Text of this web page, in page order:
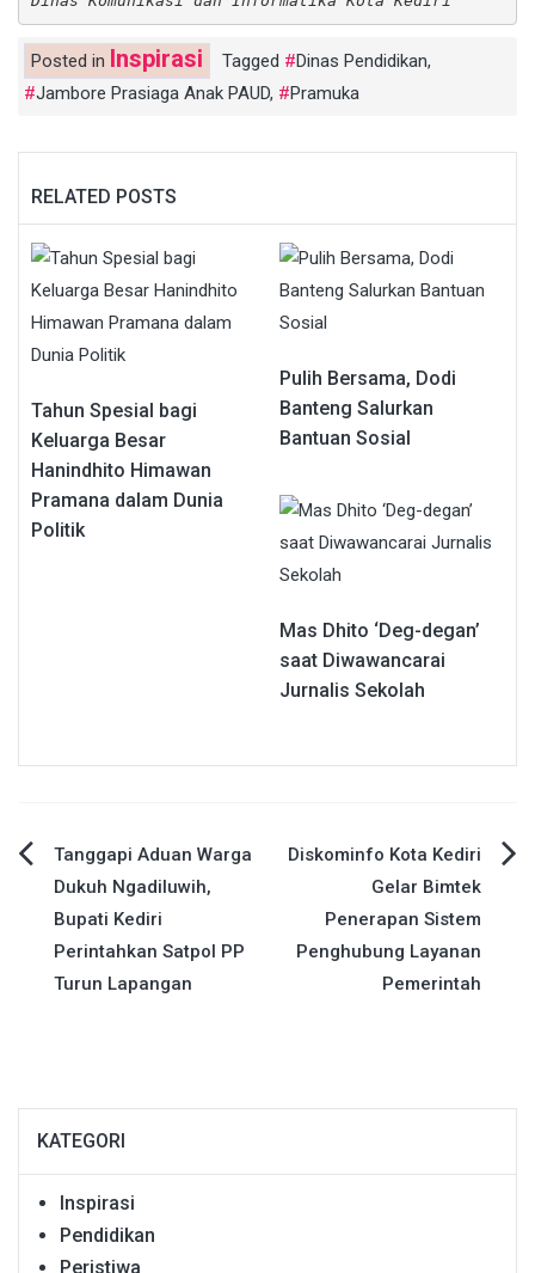
Posted in Inspirasi Tagged Dinas Pendidikan,
Jambore Prasiaga Anak PAUD, Pramuka
RELATED POSTS
Tahun Spesial bagi
Keluarga Besar
Hanindhito Himawan
Pramana dalam Dunia
Politik
Pulih Bersama, Dodi
Banteng Salurkan
Bantuan Sosial
Mas Dhito ‘Deg-degan’
saat Diwawancarai
Jurnalis Sekolah
Navigasi
pos
Tanggapi Aduan Warga
Dukuh Ngadiluwih,
Bupati Kediri
Perintahkan Satpol PP
Turun Lapangan
Diskominfo Kota Kediri
Gelar Bimtek
Penerapan Sistem
Penghubung Layanan
Pemerintah
KATEGORI
Inspirasi
Pendidikan
Peristiwa